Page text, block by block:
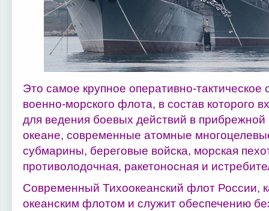
Это самое крупное оперативно-тактическое
военно-морского флота, в состав которого
для ведения боевых действий в
океане, современные атомные
субмарины, береговые войска, морская
противолодочная, ракетоносная и
Современный Тихоокеанский флот России,
океанским флотом и служит обеспечению